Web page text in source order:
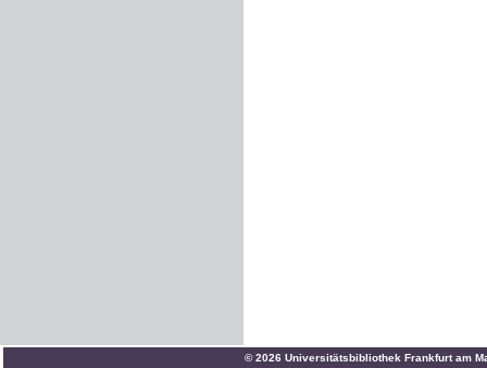
© 2026 Universitätsbibliothek Frankfurt am